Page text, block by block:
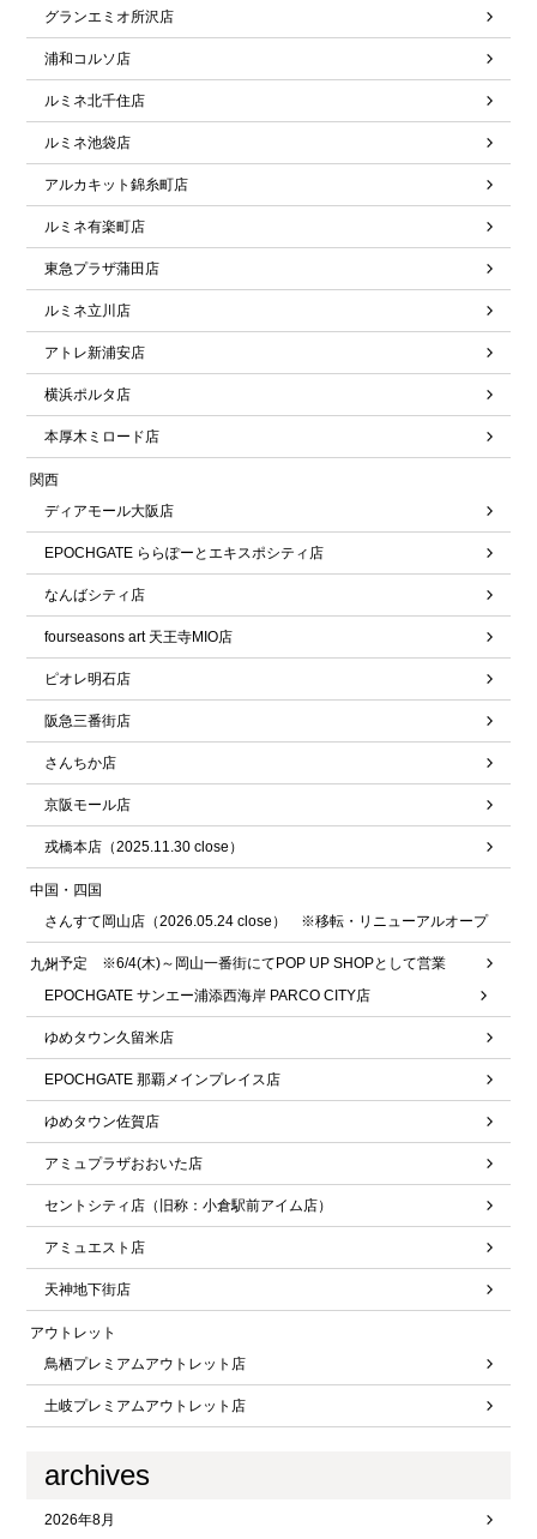
グランエミオ所沢店
浦和コルソ店
ルミネ北千住店
ルミネ池袋店
アルカキット錦糸町店
ルミネ有楽町店
東急プラザ蒲田店
ルミネ立川店
アトレ新浦安店
横浜ポルタ店
本厚木ミロード店
関西
ディアモール大阪店
EPOCHGATE ららぽーとエキスポシティ店
なんばシティ店
fourseasons art 天王寺MIO店
ピオレ明石店
阪急三番街店
さんちか店
京阪モール店
戎橋本店（2025.11.30 close）
中国・四国
さんすて岡山店（2026.05.24 close） ※移転・リニューアルオープ
ン予定 ※6/4(木)～岡山一番街にてPOP UP SHOPとして営業
九州
EPOCHGATE サンエー浦添西海岸 PARCO CITY店
ゆめタウン久留米店
EPOCHGATE 那覇メインプレイス店
ゆめタウン佐賀店
アミュプラザおおいた店
セントシティ店（旧称：小倉駅前アイム店）
アミュエスト店
天神地下街店
アウトレット
鳥栖プレミアムアウトレット店
土岐プレミアムアウトレット店
archives
2026年8月